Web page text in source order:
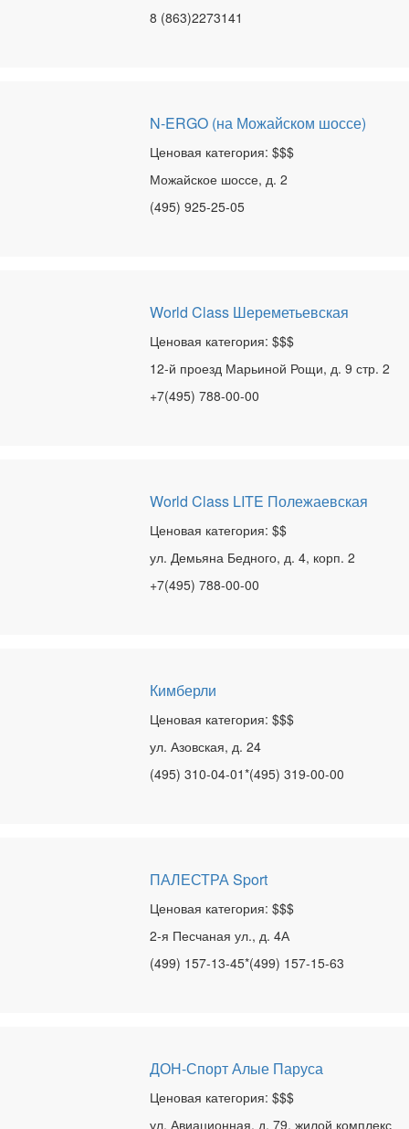
8 (863)2273141
N-ERGO (на Можайском шоссе)
Ценовая категория: $$$
Можайское шоссе, д. 2
(495) 925-25-05
World Class Шереметьевская
Ценовая категория: $$$
12-й проезд Марьиной Рощи, д. 9 стр. 2
+7(495) 788-00-00
World Class LITE Полежаевская
Ценовая категория: $$
ул. Демьяна Бедного, д. 4, корп. 2
+7(495) 788-00-00
Кимберли
Ценовая категория: $$$
ул. Азовская, д. 24
(495) 310-04-01*(495) 319-00-00
ПАЛЕСТРА Sport
Ценовая категория: $$$
2-я Песчаная ул., д. 4А
(499) 157-13-45*(499) 157-15-63
ДОН-Спорт Алые Паруса
Ценовая категория: $$$
ул. Авиационная, д. 79, жилой комплекс